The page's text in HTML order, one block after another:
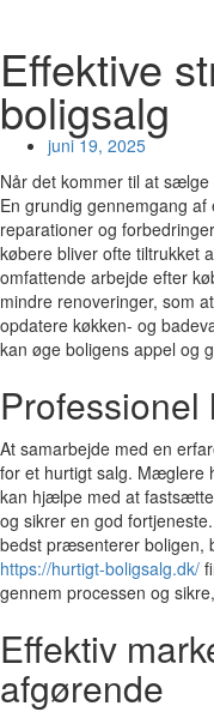
Effektive
boligsalg
juni 19, 2025
Når det kommer til at
En grundig gennemgang
reparationer og
købere bliver ofte tiltrukket
omfattende arbejde efter
mindre renoveringer, som
opdatere køkken- og
kan øge boligens appel og
At samarbejde med en
for et hurtigt salg. Mæglere
kan hjælpe med at
og sikrer en god
bedst præsenterer boligen,
https://hurtigt-boligsalg.dk/
gennem processen og
Effektiv
afgørende